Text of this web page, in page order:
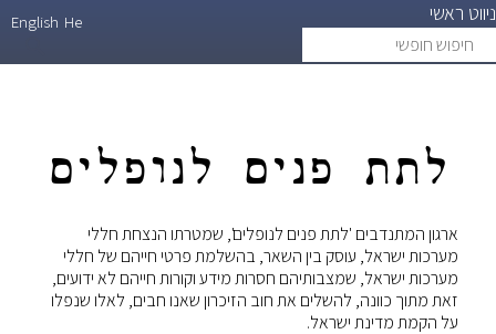
ניווט ראשי
חופשי
He
English
לתת פנים לנופלים
ארגון המתנדבים 'לתת פנים לנופלים', שמטרתו הנצחת חללי
מערכות ישראל, עוסק בין השאר, בהשלמת פרטי חייהם של חללי
מערכות ישראל, שמצבותיהם חסרות מידע וקורות חייהם לא ידועים,
זאת מתוך כוונה, להשלים את חוב הזיכרון שאנו חבים, לאלו שנפלו
על הקמת מדינת ישראל.